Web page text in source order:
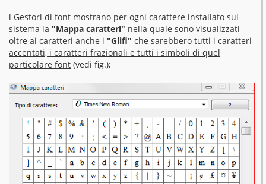
i Gestori di font mostrano per ogni carattere installato sul
sistema la "Mappa caratteri" nella quale sono visualizzati
oltre ai caratteri anche i "Glifi" che sarebbero tutti i caratteri
accentati, i caratteri frazionali e tutti i simboli di quel
particolare font (vedi fig.);